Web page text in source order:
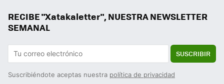
RECIBE "Xatakaletter", NUESTRA NEWSLETTER
SEMANAL
SUSCRIBIR
Suscribiéndote aceptas nuestra política de privacidad